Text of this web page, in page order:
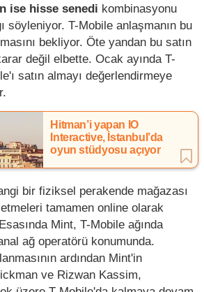
ise hisse senedi kombinasyonu
söyleniyor. T-Mobile anlaşmanın bu
bekliyor. Öte yandan bu satın
değil elbette. Ocak ayında T-
satın almayı değerlendirmeye
Hitman’i yapan IO
Interactive, İstanbul’da
oyun stüdyosu açıyor
bir fiziksel perakende mağazası
tamamen online olarak
Mint, T-Mobile ağında
ağ operatörü konumunda.
ardından Mint'in
ve Rizwan Kassim,